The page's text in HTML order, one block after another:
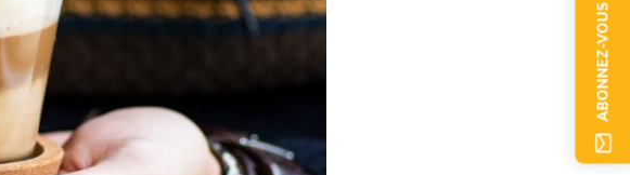
ABONNEZ-VOUS